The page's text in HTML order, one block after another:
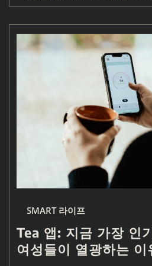
SMART 라이프
Tea 앱: 지금 가장 인
여성들이 열광하는 이